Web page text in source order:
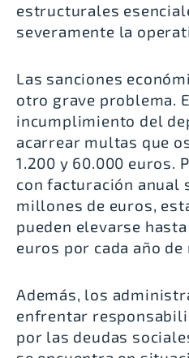
estructurales
severamente la
Las sanciones
otro grave problema.
incumplimiento del
acarrear multas que
1.200 y 60.000 euros.
con facturación anual
millones de euros,
pueden elevarse
euros por cada año de
Además, los
enfrentar
por las deudas